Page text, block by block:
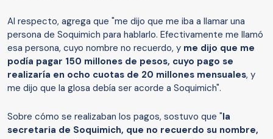
Al respecto, agrega que "me dijo que me iba a llamar una
persona de Soquimich para hablarlo. Efectivamente me llamó
esa persona, cuyo nombre no recuerdo, y me dijo que me
podía pagar 150 millones de pesos, cuyo pago se
realizaría en ocho cuotas de 20 millones mensuales, y
me dijo que la glosa debía ser acorde a Soquimich".
Sobre cómo se realizaban los pagos, sostuvo que "la
secretaria de Soquimich, que no recuerdo su nombre,